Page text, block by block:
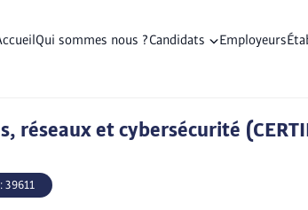
Qui sommes nous ?Candidats Employeurs
réseaux et cybersécurité
39611